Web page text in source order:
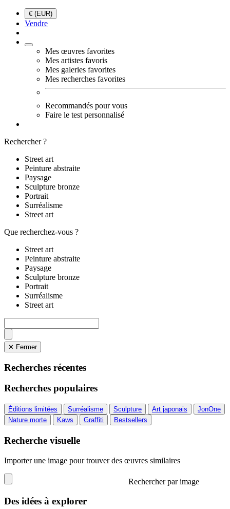
€ (EUR)
Vendre
Mes œuvres favorites
Mes artistes favoris
Mes galeries favorites
Mes recherches favorites
Recommandés pour vous
Faire le test personnalisé
Rechercher ?
Street art
Peinture abstraite
Paysage
Sculpture bronze
Portrait
Surréalisme
Street art
Que recherchez-vous ?
Street art
Peinture abstraite
Paysage
Sculpture bronze
Portrait
Surréalisme
Street art
✕ Fermer
Recherches récentes
Recherches populaires
Éditions limitées Surréalisme Sculpture Art japonais
JonOne
Nature morte
Kaws Graffiti Bestsellers
Recherche visuelle
Importer une image pour trouver des œuvres similaires
Rechercher par image
Des idées à explorer